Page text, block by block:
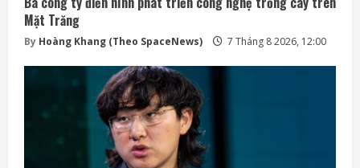
Mặt Trăng
By Hoàng Khang (Theo SpaceNews) 7 Tháng 8 2026, 12:00